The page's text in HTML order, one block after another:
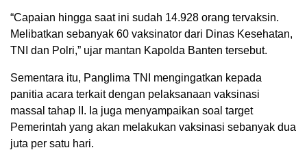
“Capaian hingga saat ini sudah 14.928 orang tervaksin.
Melibatkan sebanyak 60 vaksinator dari Dinas Kesehatan,
TNI dan Polri,” ujar mantan Kapolda Banten tersebut.
Sementara itu, Panglima TNI mengingatkan kepada
panitia acara terkait dengan pelaksanaan vaksinasi
massal tahap II. Ia juga menyampaikan soal target
Pemerintah yang akan melakukan vaksinasi sebanyak dua
juta per satu hari.